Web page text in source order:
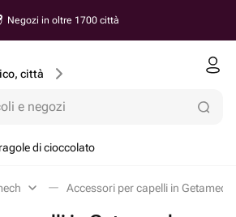
Negozi in oltre 1700 città
città
e negozi
di cioccolato
Accessori per capelli in Getamech